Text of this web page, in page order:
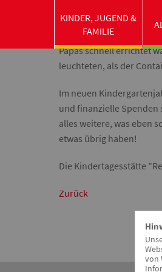
unzählige Bauwagen
dabei. Im Mai wurde
Papas schnell errichtet
leuchteten, als der
Im neuen
und finanzielle Spenden
alles weitere, was eben
etwas übrig haben!
Die Kindertagesstätte
Zurück
KINDER, JUGEND &
FAMILIE
von